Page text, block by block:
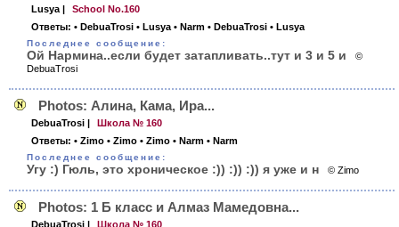
Lusya |
School No.160
Ответы: • DebuaTrosi • Lusya • Narm • DebuaTrosi • Lusya
Последнее сообщение:
Ой Нармина..если будет затапливать..тут и 3 и 5 и
©
DebuaTrosi
Photos: Алина, Кама, Ира...
DebuaTrosi |
Школа № 160
Ответы: • Zimo • Zimo • Zimo • Narm • Narm
Последнее сообщение:
Угу :) Гюль, это хроническое :)) :)) :)) я уже и н © Zimo
Photos: 1 Б класс и Алмаз Мамедовна...
DebuaTrosi |
Школа № 160